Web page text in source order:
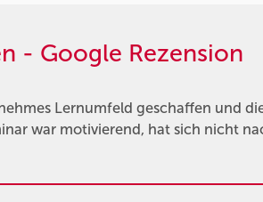
- Google Rezension
Lernumfeld geschaffen und
war motivierend, hat sich nicht